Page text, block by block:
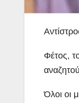
Φέτος,
Όλοι οι